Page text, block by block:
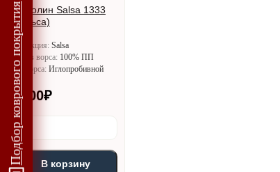
Подбор коврового покрытия
Ковролин Salsa 1333
(Сальса)
Коллекция: Salsa
Состав ворса: 100% ПП
Тип ворса: Иглопробивной
1500₽
В корзину